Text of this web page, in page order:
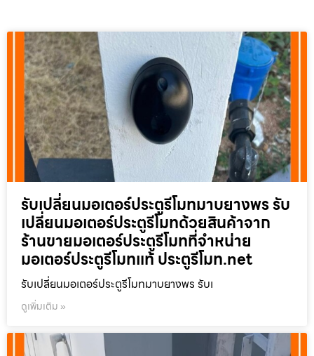
รับเปลี่ยนมอเตอร์ประตูรีโมทมาบยางพร รับ
เปลี่ยนมอเตอร์ประตูรีโมทด้วยสินค้าจาก
ร้านขายมอเตอร์ประตูรีโมทที่จำหน่าย
มอเตอร์ประตูรีโมทแท้ ประตูรีโมท.net
รับเปลี่ยนมอเตอร์ประตูรีโมทมาบยางพร รับเ
ดูเพิ่มเติม »